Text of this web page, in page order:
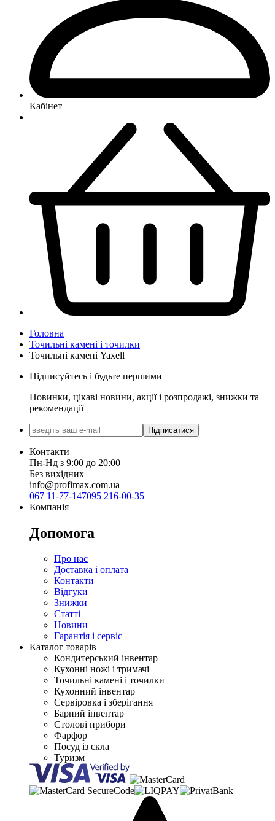
Кабінет
Головна
Точильні камені і точилки
Точильні камені Yaxell
Підписуйтесь і будьте першими
Новинки, цікаві новини, акції і розпродажі, знижки та
рекомендації
Підписатися
Контакти
Пн-Нд з 9:00 до 20:00
Без вихідних
info@profimax.com.ua
067 11-77-147095 216-00-35
Компанія
Допомога
Про нас
Доставка і оплата
Контакти
Відгуки
Знижки
Статті
Новини
Гарантія і сервіс
Каталог товарів
Кондитерський інвентар
Кухонні ножі і тримачі
Точильні камені і точилки
Кухонний інвентар
Сервіровка і зберігання
Барний інвентар
Столові прибори
Фарфор
Посуд із скла
Туризм